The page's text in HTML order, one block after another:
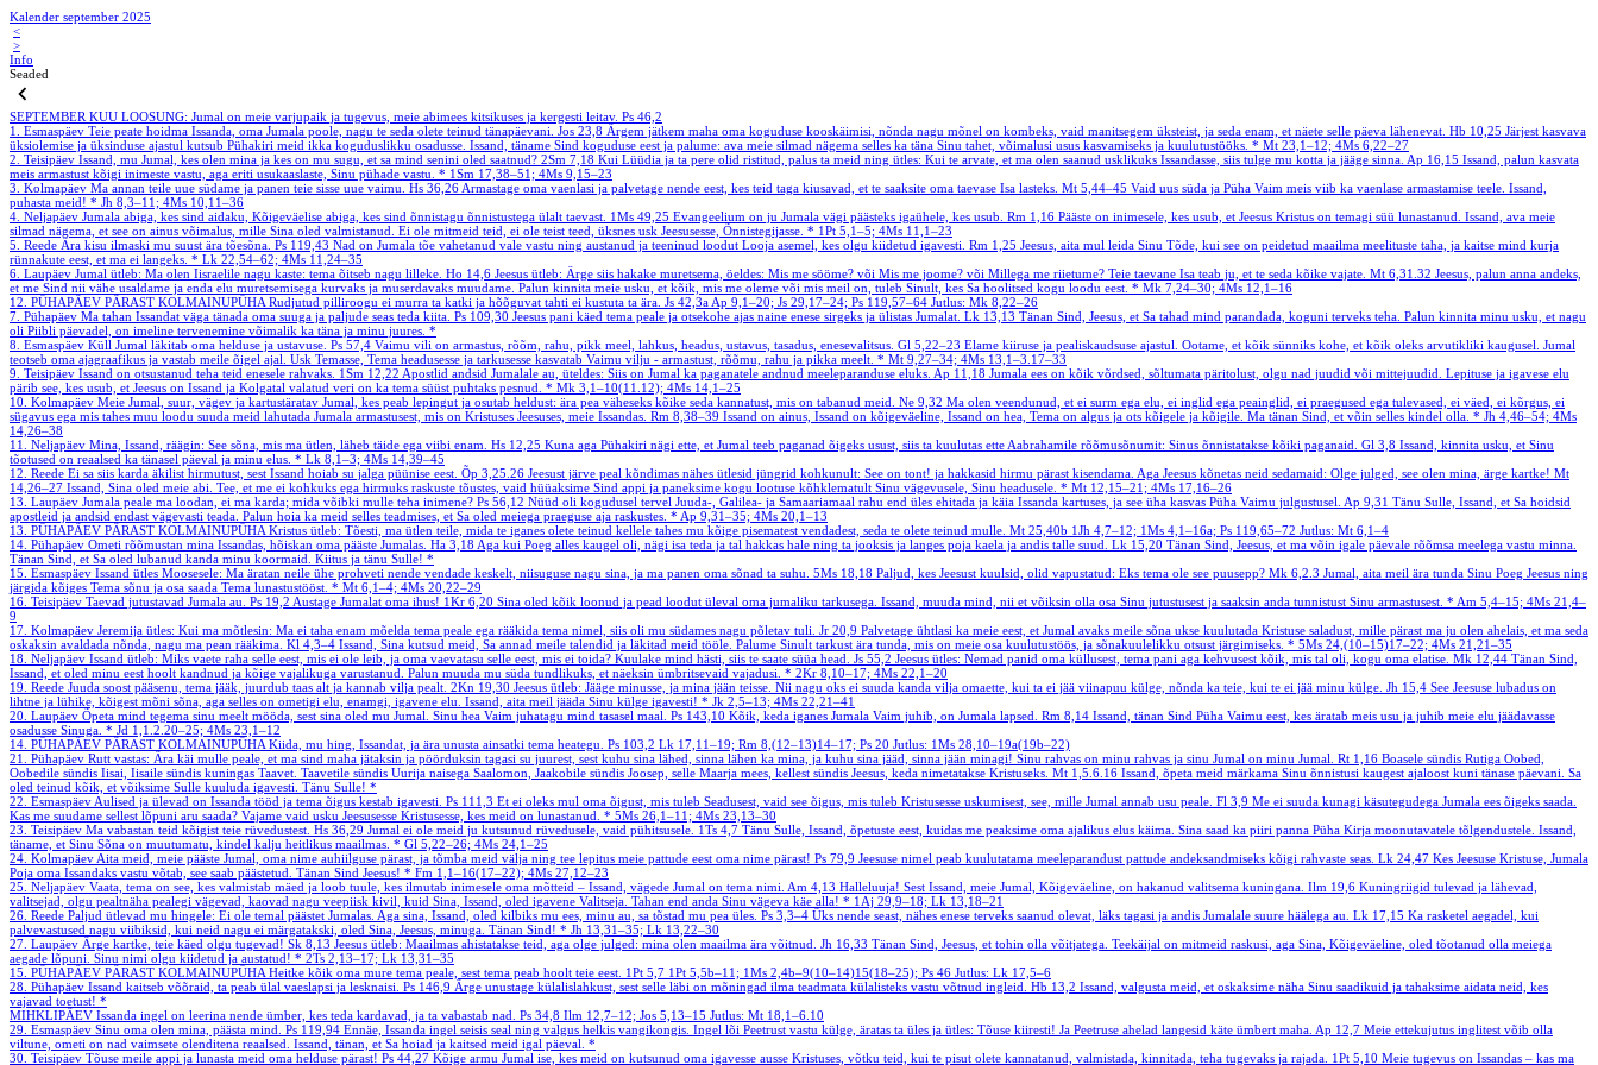
Kalender september 2025
<
>
Info
Seaded
SEPTEMBER KUU LOOSUNG: Jumal on meie varjupaik ja tugevus, meie abimees kitsikuses ja kergesti leitav. Ps 46,2
1. Esmaspäev Teie peate hoidma Issanda, oma Jumala poole, nagu te seda olete teinud tänapäevani. Jos 23,8 Ärgem jätkem maha oma koguduse kooskäimisi, nõnda nagu mõnel on kombeks, vaid manitsegem üksteist, ja seda enam, et näete selle päeva lähenevat. Hb 10,25 Järjest kasvava
üksiolemise ja üksinduse ajastul kutsub Pühakiri meid ikka koguduslikku osadusse. Issand, täname Sind koguduse eest ja palume: ava meie silmad nägema selles ka täna Sinu tahet, võimalusi usus kasvamiseks ja kuulutustööks. * Mt 23,1–12; 4Ms 6,22–27
2. Teisipäev Issand, mu Jumal, kes olen mina ja kes on mu sugu, et sa mind senini oled saatnud? 2Sm 7,18 Kui Lüüdia ja ta pere olid ristitud, palus ta meid ning ütles: Kui te arvate, et ma olen saanud usklikuks Issandasse, siis tulge mu kotta ja jääge sinna. Ap 16,15 Issand, palun kasvata
meis armastust kõigi inimeste vastu, aga eriti usukaaslaste, Sinu pühade vastu. * 1Sm 17,38–51; 4Ms 9,15–23
3. Kolmapäev Ma annan teile uue südame ja panen teie sisse uue vaimu. Hs 36,26 Armastage oma vaenlasi ja palvetage nende eest, kes teid taga kiusavad, et te saaksite oma taevase Isa lasteks. Mt 5,44–45 Vaid uus süda ja Püha Vaim meis viib ka vaenlase armastamise teele. Issand,
puhasta meid! * Jh 8,3–11; 4Ms 10,11–36
4. Neljapäev Jumala abiga, kes sind aidaku, Kõigeväelise abiga, kes sind õnnistagu õnnistustega ülalt taevast. 1Ms 49,25 Evangeelium on ju Jumala vägi päästeks igaühele, kes usub. Rm 1,16 Pääste on inimesele, kes usub, et Jeesus Kristus on temagi süü lunastanud. Issand, ava meie
silmad nägema, et see on ainus võimalus, mille Sina oled valmistanud. Ei ole mitmeid teid, ei ole teist teed, üksnes usk Jeesusesse, Õnnistegijasse. * 1Pt 5,1–5; 4Ms 11,1–23
5. Reede Ära kisu ilmaski mu suust ära tõesõna. Ps 119,43 Nad on Jumala tõe vahetanud vale vastu ning austanud ja teeninud loodut Looja asemel, kes olgu kiidetud igavesti. Rm 1,25 Jeesus, aita mul leida Sinu Tõde, kui see on peidetud maailma meelituste taha, ja kaitse mind kurja
rünnakute eest, et ma ei langeks. * Lk 22,54–62; 4Ms 11,24–35
6. Laupäev Jumal ütleb: Ma olen Iisraelile nagu kaste: tema õitseb nagu lilleke. Ho 14,6 Jeesus ütleb: Ärge siis hakake muretsema, öeldes: Mis me sööme? või Mis me joome? või Millega me riietume? Teie taevane Isa teab ju, et te seda kõike vajate. Mt 6,31.32 Jeesus, palun anna andeks,
et me Sind nii vähe usaldame ja enda elu muretsemisega kurvaks ja muserdavaks muudame. Palun kinnita meie usku, et kõik, mis me oleme või mis meil on, tuleb Sinult, kes Sa hoolitsed kogu loodu eest. * Mk 7,24–30; 4Ms 12,1–16
12. PÜHAPÄEV PÄRAST KOLMAINUPÜHA Rudjutud pilliroogu ei murra ta katki ja hõõguvat tahti ei kustuta ta ära. Js 42,3a Ap 9,1–20; Js 29,17–24; Ps 119,57–64 Jutlus: Mk 8,22–26
7. Pühapäev Ma tahan Issandat väga tänada oma suuga ja paljude seas teda kiita. Ps 109,30 Jeesus pani käed tema peale ja otsekohe ajas naine enese sirgeks ja ülistas Jumalat. Lk 13,13 Tänan Sind, Jeesus, et Sa tahad mind parandada, koguni terveks teha. Palun kinnita minu usku, et nagu
oli Piibli päevadel, on imeline tervenemine võimalik ka täna ja minu juures. *
8. Esmaspäev Küll Jumal läkitab oma helduse ja ustavuse. Ps 57,4 Vaimu vili on armastus, rõõm, rahu, pikk meel, lahkus, headus, ustavus, tasadus, enesevalitsus. Gl 5,22–23 Elame kiiruse ja pealiskaudsuse ajastul. Ootame, et kõik sünniks kohe, et kõik oleks arvutikliki kaugusel. Jumal
teotseb oma ajagraafikus ja vastab meile õigel ajal. Usk Temasse, Tema headusesse ja tarkusesse kasvatab Vaimu vilju - armastust, rõõmu, rahu ja pikka meelt. * Mt 9,27–34; 4Ms 13,1–3.17–33
9. Teisipäev Issand on otsustanud teha teid enesele rahvaks. 1Sm 12,22 Apostlid andsid Jumalale au, üteldes: Siis on Jumal ka paganatele andnud meeleparanduse eluks. Ap 11,18 Jumala ees on kõik võrdsed, sõltumata päritolust, olgu nad juudid või mittejuudid. Lepituse ja igavese elu
pärib see, kes usub, et Jeesus on Issand ja Kolgatal valatud veri on ka tema süüst puhtaks pesnud. * Mk 3,1–10(11.12); 4Ms 14,1–25
10. Kolmapäev Meie Jumal, suur, vägev ja kartustäratav Jumal, kes peab lepingut ja osutab heldust: ära pea väheseks kõike seda kannatust, mis on tabanud meid. Ne 9,32 Ma olen veendunud, et ei surm ega elu, ei inglid ega peainglid, ei praegused ega tulevased, ei väed, ei kõrgus, ei
sügavus ega mis tahes muu loodu suuda meid lahutada Jumala armastusest, mis on Kristuses Jeesuses, meie Issandas. Rm 8,38–39 Issand on ainus, Issand on kõigeväeline, Issand on hea, Tema on algus ja ots kõigele ja kõigile. Ma tänan Sind, et võin selles kindel olla. * Jh 4,46–54; 4Ms
14,26–38
11. Neljapäev Mina, Issand, räägin: See sõna, mis ma ütlen, läheb täide ega viibi enam. Hs 12,25 Kuna aga Pühakiri nägi ette, et Jumal teeb paganad õigeks usust, siis ta kuulutas ette Aabrahamile rõõmusõnumit: Sinus õnnistatakse kõiki paganaid. Gl 3,8 Issand, kinnita usku, et Sinu
tõotused on reaalsed ka tänasel päeval ja minu elus. * Lk 8,1–3; 4Ms 14,39–45
12. Reede Ei sa siis karda äkilist hirmutust, sest Issand hoiab su jalga püünise eest. Õp 3,25.26 Jeesust järve peal kõndimas nähes ütlesid jüngrid kohkunult: See on tont! ja hakkasid hirmu pärast kisendama. Aga Jeesus kõnetas neid sedamaid: Olge julged, see olen mina, ärge kartke! Mt
14,26–27 Issand, Sina oled meie abi. Tee, et me ei kohkuks ega hirmuks raskuste tõustes, vaid hüüaksime Sind appi ja paneksime kogu lootuse kõhklematult Sinu vägevusele, Sinu headusele. * Mt 12,15–21; 4Ms 17,16–26
13. Laupäev Jumala peale ma loodan, ei ma karda; mida võibki mulle teha inimene? Ps 56,12 Nüüd oli kogudusel tervel Juuda-, Galilea- ja Samaariamaal rahu end üles ehitada ja käia Issanda kartuses, ja see üha kasvas Püha Vaimu julgustusel. Ap 9,31 Tänu Sulle, Issand, et Sa hoidsid
apostleid ja andsid endast vägevasti teada. Palun hoia ka meid selles teadmises, et Sa oled meiega praeguse aja raskustes. * Ap 9,31–35; 4Ms 20,1–13
13. PÜHAPÄEV PÄRAST KOLMAINUPÜHA Kristus ütleb: Tõesti, ma ütlen teile, mida te iganes olete teinud kellele tahes mu kõige pisematest vendadest, seda te olete teinud mulle. Mt 25,40b 1Jh 4,7–12; 1Ms 4,1–16a; Ps 119,65–72 Jutlus: Mt 6,1–4
14. Pühapäev Ometi rõõmustan mina Issandas, hõiskan oma pääste Jumalas. Ha 3,18 Aga kui Poeg alles kaugel oli, nägi isa teda ja tal hakkas hale ning ta jooksis ja langes poja kaela ja andis talle suud. Lk 15,20 Tänan Sind, Jeesus, et ma võin igale päevale rõõmsa meelega vastu minna.
Tänan Sind, et Sa oled lubanud kanda minu koormaid. Kiitus ja tänu Sulle! *
15. Esmaspäev Issand ütles Moosesele: Ma äratan neile ühe prohveti nende vendade keskelt, niisuguse nagu sina, ja ma panen oma sõnad ta suhu. 5Ms 18,18 Paljud, kes Jeesust kuulsid, olid vapustatud: Eks tema ole see puusepp? Mk 6,2.3 Jumal, aita meil ära tunda Sinu Poeg Jeesus ning
järgida kõiges Tema sõnu ja osa saada Tema lunastustööst. * Mt 6,1–4; 4Ms 20,22–29
16. Teisipäev Taevad jutustavad Jumala au. Ps 19,2 Austage Jumalat oma ihus! 1Kr 6,20 Sina oled kõik loonud ja pead loodut üleval oma jumaliku tarkusega. Issand, muuda mind, nii et võiksin olla osa Sinu jutustusest ja saaksin anda tunnistust Sinu armastusest. * Am 5,4–15; 4Ms 21,4–
9
17. Kolmapäev Jeremija ütles: Kui ma mõtlesin: Ma ei taha enam mõelda tema peale ega rääkida tema nimel, siis oli mu südames nagu põletav tuli. Jr 20,9 Palvetage ühtlasi ka meie eest, et Jumal avaks meile sõna ukse kuulutada Kristuse saladust, mille pärast ma ju olen ahelais, et ma seda
oskaksin avaldada nõnda, nagu ma pean rääkima. Kl 4,3–4 Issand, Sina kutsud meid, Sa annad meile talendid ja läkitad meid tööle. Palume Sinult tarkust ära tunda, mis on meie osa kuulutustöös, ja sõnakuulelikku otsust järgimiseks. * 5Ms 24,(10–15)17–22; 4Ms 21,21–35
18. Neljapäev Issand ütleb: Miks vaete raha selle eest, mis ei ole leib, ja oma vaevatasu selle eest, mis ei toida? Kuulake mind hästi, siis te saate süüa head. Js 55,2 Jeesus ütles: Nemad panid oma küllusest, tema pani aga kehvusest kõik, mis tal oli, kogu oma elatise. Mk 12,44 Tänan Sind,
Issand, et oled minu eest hoolt kandnud ja kõige vajalikuga varustanud. Palun muuda mu süda tundlikuks, et näeksin ümbritsevaid vajadusi. * 2Kr 8,10–17; 4Ms 22,1–20
19. Reede Juuda soost pääsenu, tema jääk, juurdub taas alt ja kannab vilja pealt. 2Kn 19,30 Jeesus ütleb: Jääge minusse, ja mina jään teisse. Nii nagu oks ei suuda kanda vilja omaette, kui ta ei jää viinapuu külge, nõnda ka teie, kui te ei jää minu külge. Jh 15,4 See Jeesuse lubadus on
lihtne ja lühike, kõigest mõni sõna, aga selles on ometigi elu, enamgi, igavene elu. Issand, aita meil jääda Sinu külge igavesti! * Jk 2,5–13; 4Ms 22,21–41
20. Laupäev Õpeta mind tegema sinu meelt mööda, sest sina oled mu Jumal. Sinu hea Vaim juhatagu mind tasasel maal. Ps 143,10 Kõik, keda iganes Jumala Vaim juhib, on Jumala lapsed. Rm 8,14 Issand, tänan Sind Püha Vaimu eest, kes äratab meis usu ja juhib meie elu jäädavasse
osadusse Sinuga. * Jd 1,1.2.20–25; 4Ms 23,1–12
14. PÜHAPÄEV PÄRAST KOLMAINUPÜHA Kiida, mu hing, Issandat, ja ära unusta ainsatki tema heategu. Ps 103,2 Lk 17,11–19; Rm 8,(12–13)14–17; Ps 20 Jutlus: 1Ms 28,10–19a(19b–22)
21. Pühapäev Rutt vastas: Ära käi mulle peale, et ma sind maha jätaksin ja pöörduksin tagasi su juurest, sest kuhu sina lähed, sinna lähen ka mina, ja kuhu sina jääd, sinna jään minagi! Sinu rahvas on minu rahvas ja sinu Jumal on minu Jumal. Rt 1,16 Boasele sündis Rutiga Oobed,
Oobedile sündis Iisai, Iisaile sündis kuningas Taavet. Taavetile sündis Uurija naisega Saalomon, Jaakobile sündis Joosep, selle Maarja mees, kellest sündis Jeesus, keda nimetatakse Kristuseks. Mt 1,5.6.16 Issand, õpeta meid märkama Sinu õnnistusi kaugest ajaloost kuni tänase päevani. Sa
oled teinud kõik, et võiksime Sulle kuuluda igavesti. Tänu Sulle! *
22. Esmaspäev Aulised ja ülevad on Issanda tööd ja tema õigus kestab igavesti. Ps 111,3 Et ei oleks mul oma õigust, mis tuleb Seadusest, vaid see õigus, mis tuleb Kristusesse uskumisest, see, mille Jumal annab usu peale. Fl 3,9 Me ei suuda kunagi käsutegudega Jumala ees õigeks saada.
Kas me suudame sellest lõpuni aru saada? Vajame vaid usku Jeesusesse Kristusesse, kes meid on lunastanud. * 5Ms 26,1–11; 4Ms 23,13–30
23. Teisipäev Ma vabastan teid kõigist teie rüvedustest. Hs 36,29 Jumal ei ole meid ju kutsunud rüvedusele, vaid pühitsusele. 1Ts 4,7 Tänu Sulle, Issand, õpetuste eest, kuidas me peaksime oma ajalikus elus käima. Sina saad ka piiri panna Püha Kirja moonutavatele tõlgendustele. Issand,
täname, et Sinu Sõna on muutumatu, kindel kalju heitlikus maailmas. * Gl 5,22–26; 4Ms 24,1–25
24. Kolmapäev Aita meid, meie pääste Jumal, oma nime auhiilguse pärast, ja tõmba meid välja ning tee lepitus meie pattude eest oma nime pärast! Ps 79,9 Jeesuse nimel peab kuulutatama meeleparandust pattude andeksandmiseks kõigi rahvaste seas. Lk 24,47 Kes Jeesuse Kristuse, Jumala
Poja oma Issandaks vastu võtab, see saab päästetud. Tänan Sind Jeesus! * Fm 1,1–16(17–22); 4Ms 27,12–23
25. Neljapäev Vaata, tema on see, kes valmistab mäed ja loob tuule, kes ilmutab inimesele oma mõtteid – Issand, vägede Jumal on tema nimi. Am 4,13 Halleluuja! Sest Issand, meie Jumal, Kõigeväeline, on hakanud valitsema kuningana. Ilm 19,6 Kuningriigid tulevad ja lähevad,
valitsejad, olgu pealtnäha pealegi vägevad, kaovad nagu veepiisk kivil, kuid Sina, Issand, oled igavene Valitseja. Tahan end anda Sinu vägeva käe alla! * 1Aj 29,9–18; Lk 13,18–21
26. Reede Paljud ütlevad mu hingele: Ei ole temal päästet Jumalas. Aga sina, Issand, oled kilbiks mu ees, minu au, sa tõstad mu pea üles. Ps 3,3–4 Üks nende seast, nähes enese terveks saanud olevat, läks tagasi ja andis Jumalale suure häälega au. Lk 17,15 Ka rasketel aegadel, kui
palvevastused nagu viibiksid, kui neid nagu ei märgatakski, oled Sina, Jeesus, minuga. Tänan Sind! * Jh 13,31–35; Lk 13,22–30
27. Laupäev Ärge kartke, teie käed olgu tugevad! Sk 8,13 Jeesus ütleb: Maailmas ahistatakse teid, aga olge julged: mina olen maailma ära võitnud. Jh 16,33 Tänan Sind, Jeesus, et tohin olla võitjatega. Teekäijal on mitmeid raskusi, aga Sina, Kõigeväeline, oled tõotanud olla meiega
aegade lõpuni. Sinu nimi olgu kiidetud ja austatud! * 2Ts 2,13–17; Lk 13,31–35
15. PÜHAPÄEV PÄRAST KOLMAINUPÜHA Heitke kõik oma mure tema peale, sest tema peab hoolt teie eest. 1Pt 5,7 1Pt 5,5b–11; 1Ms 2,4b–9(10–14)15(18–25); Ps 46 Jutlus: Lk 17,5–6
28. Pühapäev Issand kaitseb võõraid, ta peab ülal vaeslapsi ja lesknaisi. Ps 146,9 Ärge unustage külalislahkust, sest selle läbi on mõningad ilma teadmata külalisteks vastu võtnud ingleid. Hb 13,2 Issand, valgusta meid, et oskaksime näha Sinu saadikuid ja tahaksime aidata neid, kes
vajavad toetust! *
MIHKLIPÄEV Issanda ingel on leerina nende ümber, kes teda kardavad, ja ta vabastab nad. Ps 34,8 Ilm 12,7–12; Jos 5,13–15 Jutlus: Mt 18,1–6.10
29. Esmaspäev Sinu oma olen mina, päästa mind. Ps 119,94 Ennäe, Issanda ingel seisis seal ning valgus helkis vangikongis. Ingel lõi Peetrust vastu külge, äratas ta üles ja ütles: Tõuse kiiresti! Ja Peetruse ahelad langesid käte ümbert maha. Ap 12,7 Meie ettekujutus inglitest võib olla
viltune, ometi on nad vaimsete olenditena reaalsed. Issand, tänan, et Sa hoiad ja kaitsed meid igal päeval. *
30. Teisipäev Tõuse meile appi ja lunasta meid oma helduse pärast! Ps 44,27 Kõige armu Jumal ise, kes meid on kutsunud oma igavesse ausse Kristuses, võtku teid, kui te pisut olete kannatanud, valmistada, kinnitada, teha tugevaks ja rajada. 1Pt 5,10 Meie tugevus on Issandas – kas ma